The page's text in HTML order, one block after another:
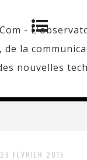
26 FÉVRIER 2015